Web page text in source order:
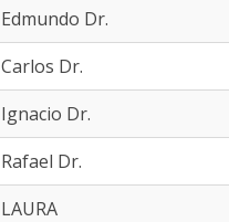
Edmundo Dr.
Carlos Dr.
Ignacio Dr.
Rafael Dr.
LAURA